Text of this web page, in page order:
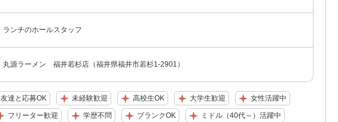
ランチのホールスタッフ
丸源ラーメン 福井若杉店（福井県福井市若杉1-2901）
友達と応募OK 未経験歓迎 高校生OK 大学生歓迎 女性活躍中
フリーター歓迎 学歴不問 ブランクOK ミドル（40代～）活躍中